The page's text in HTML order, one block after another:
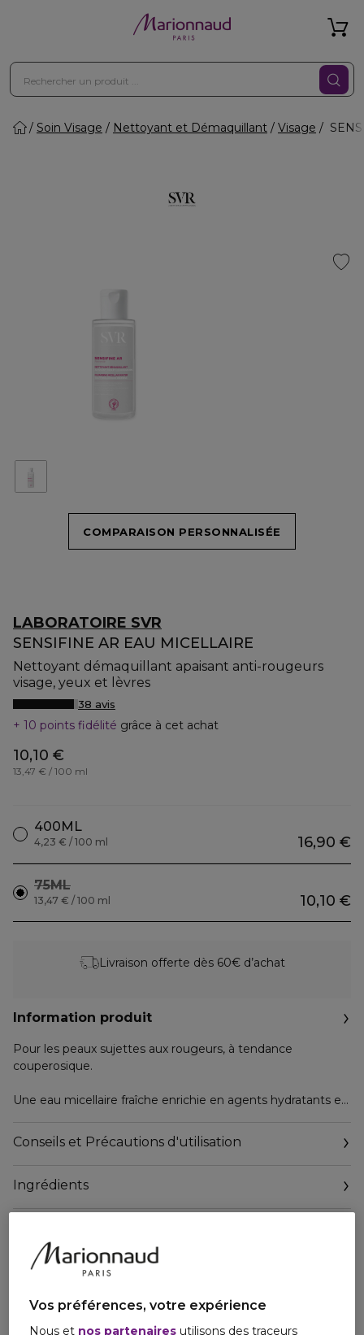
Soin Visage Nettoyant et Démaquillant Visage
COMPARAISON PERSONNALISÉE
LABORATOIRE SVR
SENSIFINE AR EAU MICELLAIRE
Nettoyant démaquillant apaisant anti-rougeurs
visage, yeux et lèvres
38 avis
10 points fidélité grâce à cet achat
10,10 €
13,47 € / 100 ml
400ML
16,90 €
4,23 € / 100 ml
75ML
10,10 €
13,47 € / 100 ml
Livraison offerte dès 60€ d’achat
Information produit
Pour les peaux sujettes aux rougeurs, à tendance
couperosique.
Une eau micellaire fraîche enrichie en agents hydratants et
démaquillage en douceur ! Démaquille visage, yeux et
lèvres et convient même aux peaux les plus sensibles.
- Nettoie la peau en douceur : 95% (1)
(1) Test d'usage sur 21 sujets - application bi-quotidienne sur
28 jours, % de satisfaction.
Imbiber généreusement un coton et laisser poser
quelques secondes sur les zones sujettes aux rougeurs
Conseils et Précautions d'utilisation
Ingrédients
Vos préférences, votre expérience
Nous et nos partenaires utilisons des traceurs